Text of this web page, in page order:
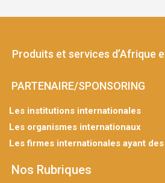
r
Produits et services d’Afrique
PARTENAIRE/SPONSORING
Les institutions internationales
Les organismes internationaux
Les firmes internationales ayant
Nos Rubriques